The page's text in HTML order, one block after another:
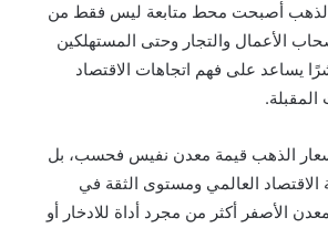
الذهب أصبحت محط متابعة ليس فقط من
الأعمال والتجار وحتى المستهلكين
يساعد على فهم اتجاهات الاقتصاد
المقبلة.
الذهب قيمة معدن نفيس فحسب، بل
الاقتصاد العالمي ومستوى الثقة في
الأصفر أكثر من مجرد أداة للادخار أو